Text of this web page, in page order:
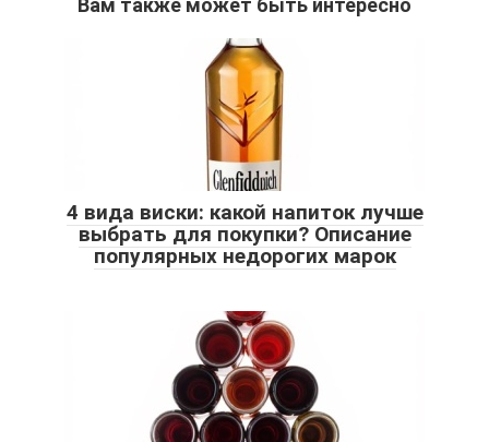
Вам также может быть интересно
4 вида виски: какой напиток лучше
выбрать для покупки? Описание
популярных недорогих марок